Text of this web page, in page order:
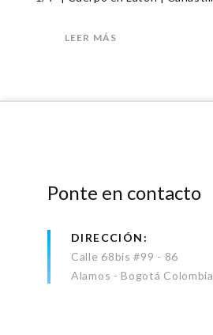
LEER MÁS
Ponte en contacto
DIRECCIÓN
Calle 68bis #99 - 86
Alamos - Bogotá Colombia